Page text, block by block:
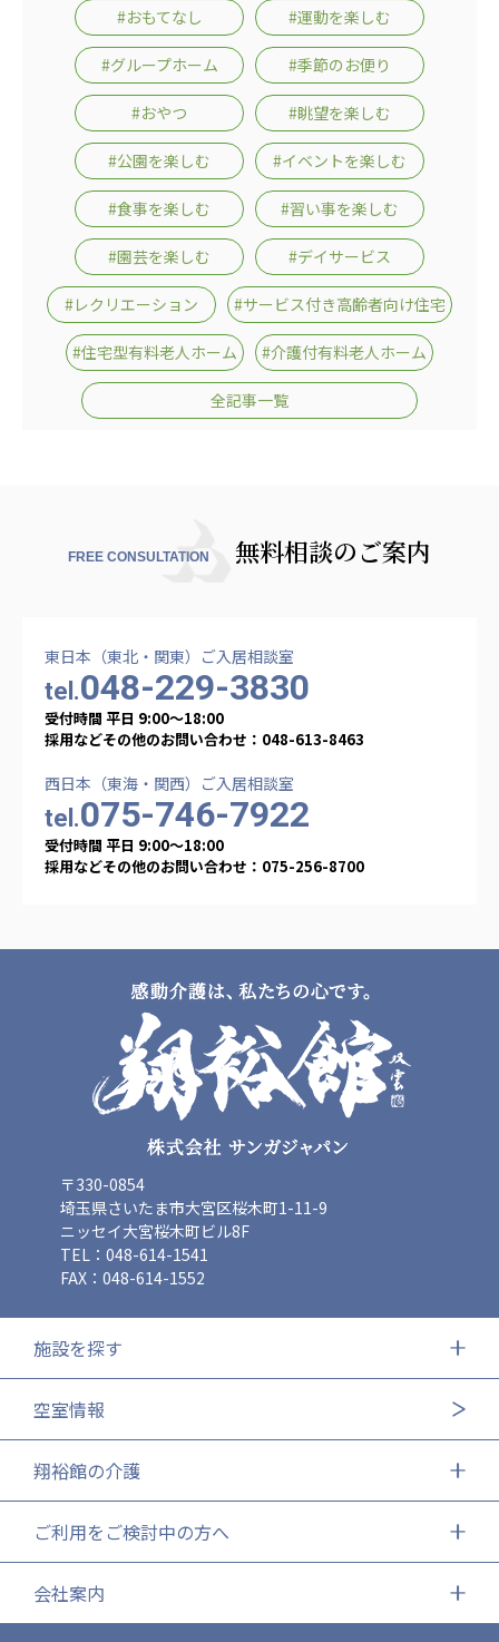
#おもてなし #運動を楽しむ
#グループホーム #季節のお便り
#おやつ #眺望を楽しむ
#公園を楽しむ #イベントを楽しむ
#食事を楽しむ #習い事を楽しむ
#園芸を楽しむ #デイサービス
#レクリエーション #サービス付き高齢者向け住宅
#住宅型有料老人ホーム #介護付有料老人ホーム
全記事一覧
FREE CONSULTATION 無料相談のご案内
東日本（東北・関東）ご入居相談室
tel.048-229-3830
受付時間 平日 9:00〜18:00
採用などその他のお問い合わせ：048-613-8463
西日本（東海・関西）ご入居相談室
tel.075-746-7922
受付時間 平日 9:00〜18:00
採用などその他のお問い合わせ：075-256-8700
〒330-0854
埼玉県さいたま市大宮区桜木町1-11-9
ニッセイ大宮桜木町ビル8F
TEL：048-614-1541
FAX：048-614-1552
施設を探す
空室情報
翔裕館の介護
ご利用をご検討中の方へ
会社案内